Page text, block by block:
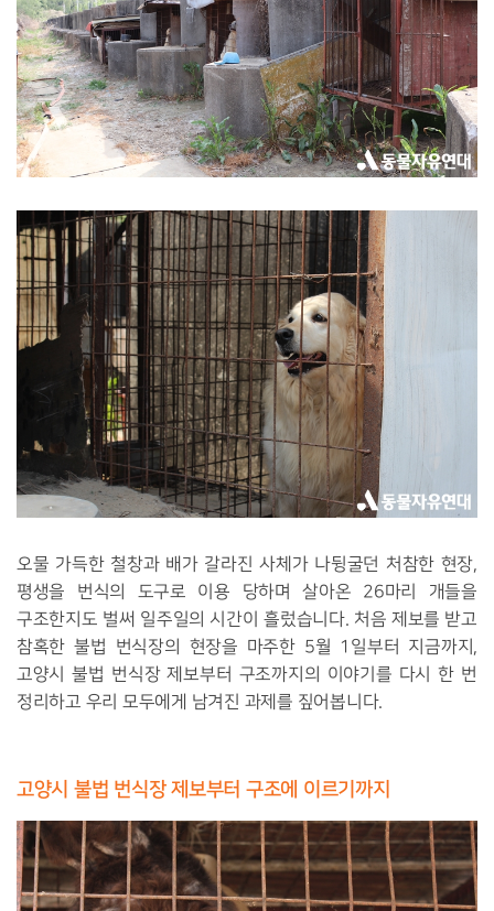
오물 가득한 철창과 배가 갈라진 사체가 나뒹굴던 처참한 현장,
평생을 번식의 도구로 이용 당하며 살아온 26마리 개들을
구조한지도 벌써 일주일의 시간이 흘렀습니다. 처음 제보를 받고
참혹한 불법 번식장의 현장을 마주한 5월 1일부터 지금까지,
고양시 불법 번식장 제보부터 구조까지의 이야기를 다시 한 번
정리하고 우리 모두에게 남겨진 과제를 짚어봅니다.
고양시 불법 번식장 제보부터 구조에 이르기까지